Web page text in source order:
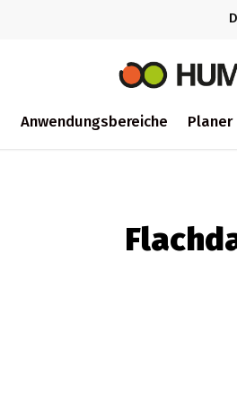
Anwendungsbereiche Planer